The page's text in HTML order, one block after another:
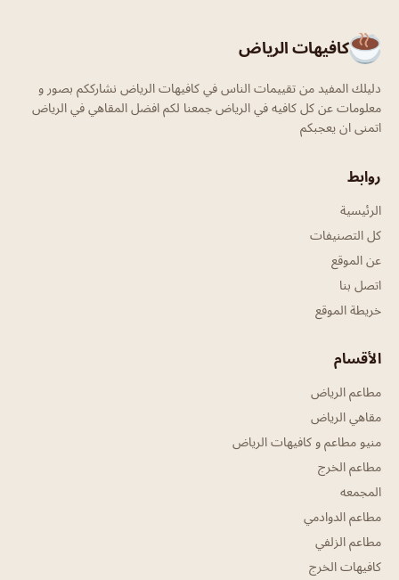
كافيهات الرياض
دليلك المفيد من تقييمات الناس في كافيهات الرياض نشارككم بصور و
معلومات عن كل كافيه في الرياض جمعنا لكم افضل المقاهي في الرياض
اتمنى ان يعجبكم
روابط
الرئيسية
كل التصنيفات
عن الموقع
اتصل بنا
خريطة الموقع
الأقسام
مطاعم الرياض
مقاهي الرياض
منيو مطاعم و كافيهات الرياض
مطاعم الخرج
المجمعه
مطاعم الدوادمي
مطاعم الزلفي
كافيهات الخرج